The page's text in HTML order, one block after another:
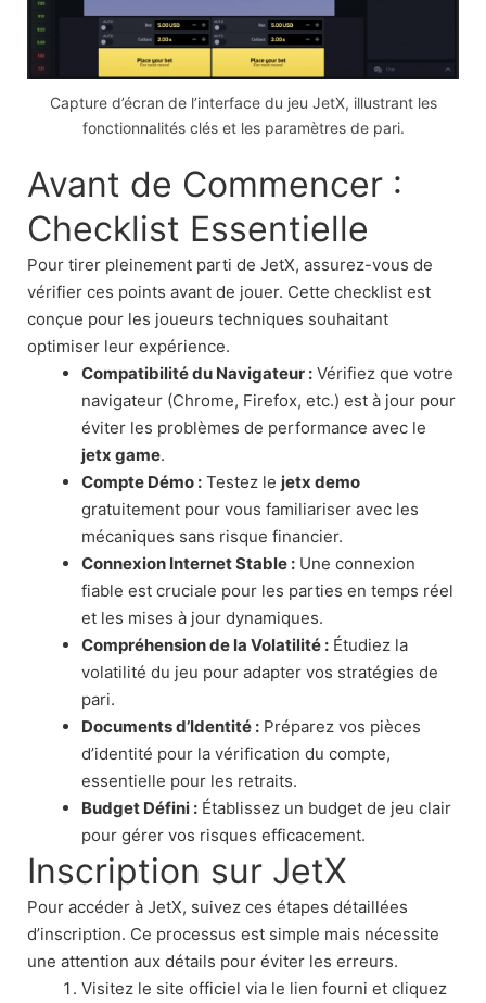
Capture d’écran de l’interface du jeu JetX, illustrant les
fonctionnalités clés et les paramètres de pari.
Avant de Commencer :
Checklist Essentielle
Pour tirer pleinement parti de JetX, assurez-vous de
vérifier ces points avant de jouer. Cette checklist est
conçue pour les joueurs techniques souhaitant
optimiser leur expérience.
Compatibilité du Navigateur : Vérifiez que votre
navigateur (Chrome, Firefox, etc.) est à jour pour
éviter les problèmes de performance avec le
jetx game.
Compte Démo : Testez le jetx demo
gratuitement pour vous familiariser avec les
mécaniques sans risque financier.
Connexion Internet Stable : Une connexion
fiable est cruciale pour les parties en temps réel
et les mises à jour dynamiques.
Compréhension de la Volatilité : Étudiez la
volatilité du jeu pour adapter vos stratégies de
pari.
Documents d’Identité : Préparez vos pièces
d’identité pour la vérification du compte,
essentielle pour les retraits.
Budget Défini : Établissez un budget de jeu clair
pour gérer vos risques efficacement.
Inscription sur JetX
Pour accéder à JetX, suivez ces étapes détaillées
d’inscription. Ce processus est simple mais nécessite
une attention aux détails pour éviter les erreurs.
Visitez le site officiel via le lien fourni et cliquez